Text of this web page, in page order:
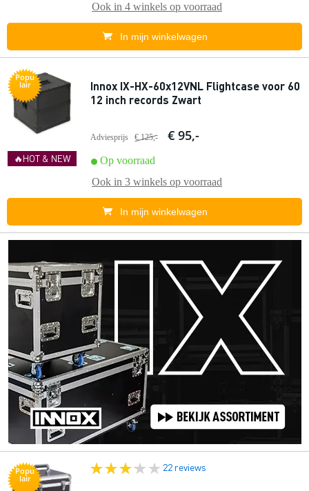
Ook in 4 winkels op voorraad
In mijn winkelwagen
Popu
lair
🔥HOT & NEW
Innox IX-HX-60x12VNL Flightcase voor 60
12 inch records Zwart
Adviesprijs € 125,- € 95,-
Op voorraad
Ook in 3 winkels op voorraad
In mijn winkelwagen
Popu
lair
22 reviews